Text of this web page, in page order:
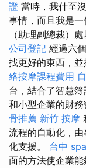
證 當時，我什至
事情，而且我是
（助理副總裁）
公司登記 經過六
找更好的東西，
絡按摩課程費用
台，結合了智慧
和小型企業的財務
骨推薦 新竹 按摩
流程的自動化，
化支援。 台中 spa
面的方法使企業